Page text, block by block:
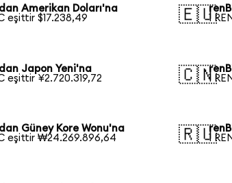
Amerikan Doları'na
eşittir $17.238,49
🇪🇺
1
Japon Yeni'na
eşittir ¥2.720.319,72
🇨🇳
1
Güney Kore Wonu'na
eşittir ₩24.269.896,64
🇷🇺
1